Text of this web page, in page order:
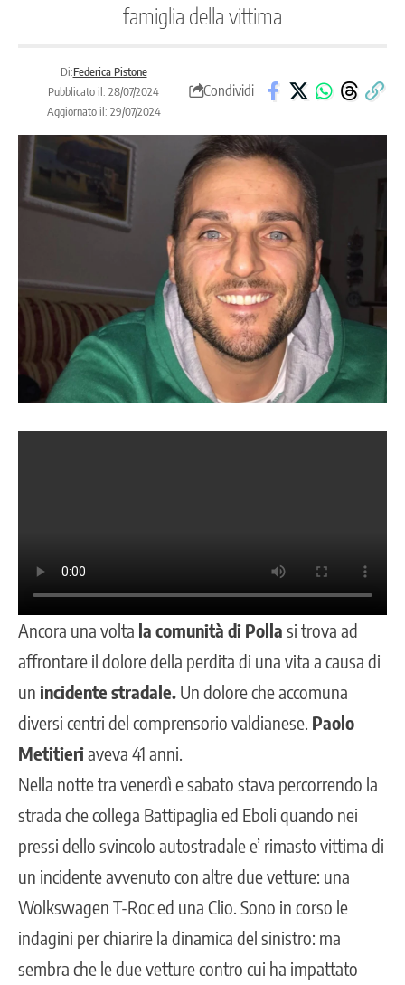
famiglia della vittima
Di:Federica Pistone
Pubblicato il: 28/07/2024
Aggiornato il: 29/07/2024
Condividi
Ancora una volta la comunità di Polla si trova ad
affrontare il dolore della perdita di una vita a causa di
un incidente stradale. Un dolore che accomuna
diversi centri del comprensorio valdianese. Paolo
Metitieriaveva 41 anni.
Nella notte tra venerdì e sabato stava percorrendo la
strada che collega Battipaglia ed Eboli quando nei
pressi dello svincolo autostradale e’ rimasto vittima di
un incidente avvenuto con altre due vetture: una
Wolkswagen T-Roc ed una Clio. Sono in corso le
indagini per chiarire la dinamica del sinistro: ma
sembra che le due vetture contro cui ha impattato